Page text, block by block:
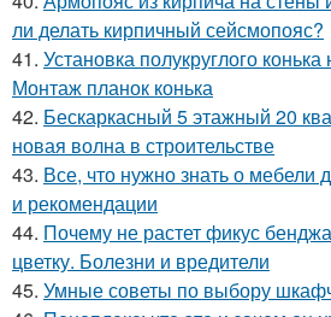
ли делать кирпичный сейсмопояс?
41. Установка полукруглого
Монтаж планок конька
42. Бескаркасный 5 этажный 20
новая волна в строительстве
43. Все, что нужно знать о мебели
и рекомендации
44. Почему не растет фикус
цветку. Болезни и вредители
45. Умные советы по выбору